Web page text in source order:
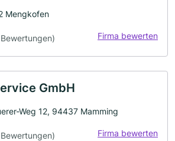
Mengkofen
Firma bewerten
GmbH
Weg 12, 94437 Mamming
Firma bewerten